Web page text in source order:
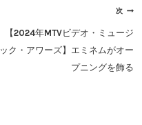
次
【2024年MTVビデオ・ミュージ
ック・アワーズ】エミネムがオー
プニングを飾る